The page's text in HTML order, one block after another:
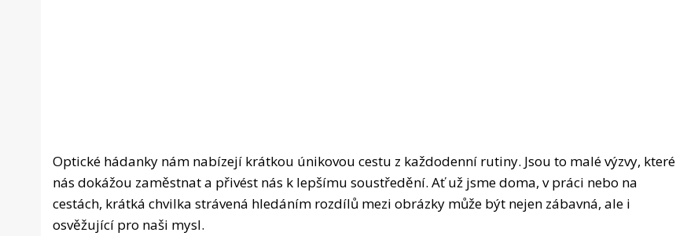
Optické hádanky nám nabízejí krátkou únikovou cestu z každodenní rutiny. Jsou to malé výzvy, které
nás dokážou zaměstnat a přivést nás k lepšímu soustředění. Ať už jsme doma, v práci nebo na
cestách, krátká chvilka strávená hledáním rozdílů mezi obrázky může být nejen zábavná, ale i
osvěžující pro naši mysl.